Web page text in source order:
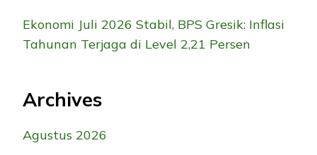
Ekonomi Juli 2026 Stabil, BPS Gresik: Inflasi
Tahunan Terjaga di Level 2,21 Persen
Archives
Agustus 2026